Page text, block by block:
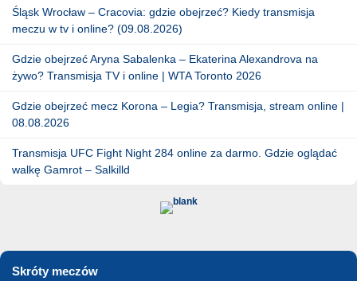
Śląsk Wrocław – Cracovia: gdzie obejrzeć? Kiedy transmisja
meczu w tv i online? (09.08.2026)
Gdzie obejrzeć Aryna Sabalenka – Ekaterina Alexandrova na
żywo? Transmisja TV i online | WTA Toronto 2026
Gdzie obejrzeć mecz Korona – Legia? Transmisja, stream online |
08.08.2026
Transmisja UFC Fight Night 284 online za darmo. Gdzie oglądać
walkę Gamrot – Salkilld
Skróty meczów